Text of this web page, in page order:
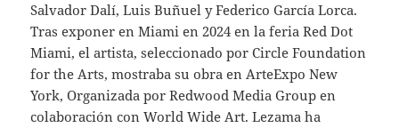
Salvador Dalí, Luis Buñuel y Federico García Lorca.
Tras exponer en Miami en 2024 en la feria Red Dot
Miami, el artista, seleccionado por Circle Foundation
for the Arts, mostraba su obra en ArteExpo New
York, Organizada por Redwood Media Group en
colaboración con World Wide Art. Lezama ha